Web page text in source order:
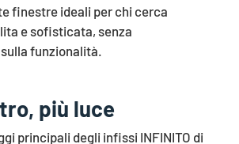
finestre ideali per chi cerca
e sofisticata, senza
funzionalità.
più luce
principali degli infissi INFINITO di